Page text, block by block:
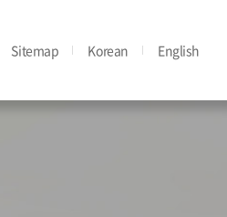
Sitemap Korean English